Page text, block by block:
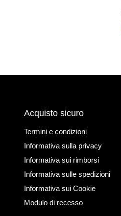
Acquisto sicuro
Termini e condizioni
Informativa sulla privacy
Informativa sui rimborsi
Informativa sulle spedizioni
Informativa sui Cookie
Modulo di recesso